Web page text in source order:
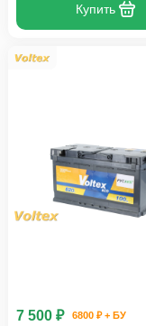
Купить
7 500 ₽
6800 ₽ + БУ